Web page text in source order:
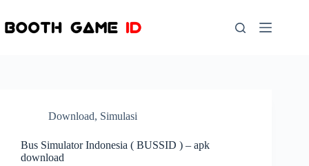
content
Download, Simulasi
Bus Simulator Indonesia ( BUSSID ) – apk
download